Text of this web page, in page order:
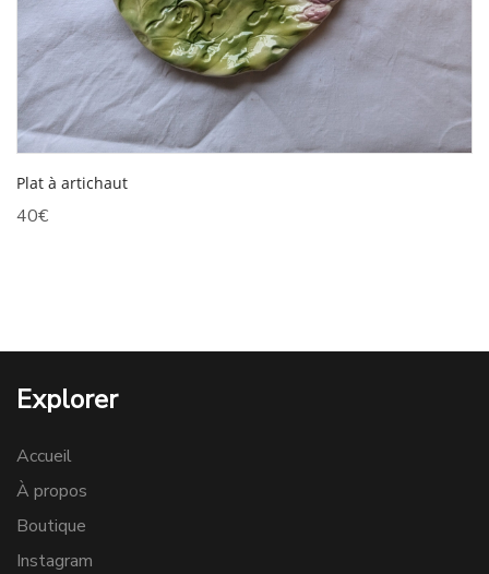
Plat à artichaut
40€
Explorer
Accueil
À propos
Boutique
Instagram